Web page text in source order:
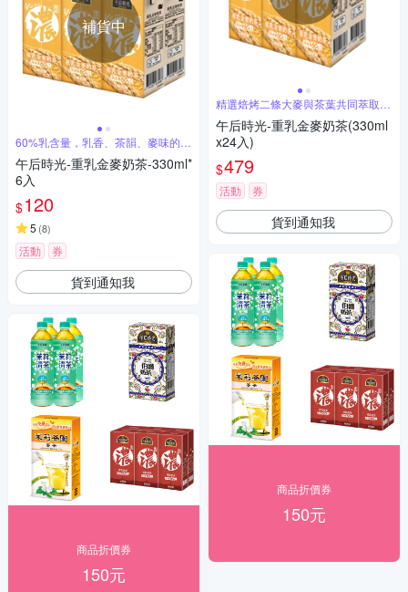
補貨中
60%乳含量，乳香、茶韻、麥味的完
美平衡
午后時光-重乳金麥奶茶-330ml*
6入
$120
5 (8)
活動 券
貨到通知我
商品折價券
150元
精選焙烤二條大麥與茶葉共同萃取自
然甘甜
午后時光-重乳金麥奶茶(330ml
x24入)
$479
活動 券
貨到通知我
商品折價券
150元